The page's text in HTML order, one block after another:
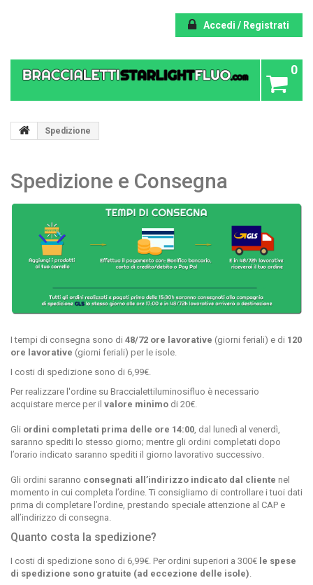
Accedi / Registrati
0
Spedizione
Spedizione e Consegna
I tempi di consegna sono di 48/72 ore lavorative (giorni feriali) e di 120
ore lavorative (giorni feriali) per le isole.
I costi di spedizione sono di 6,99€.
Per realizzare l'ordine su Braccialettiluminosifluo è necessario
acquistare merce per il valore minimo di 20€.
Gli ordini completati prima delle ore 14:00 , dal lunedì al venerdì,
saranno spediti lo stesso giorno; mentre gli ordini completati dopo
l’orario indicato saranno spediti il giorno lavorativo successivo.
Gli ordini saranno consegnati all’indirizzo indicato dal cliente nel
momento in cui completa l’ordine. Ti consigliamo di controllare i tuoi dati
prima di completare l’ordine, prestando speciale attenzione al CAP e
all’indirizzo di consegna.
Quanto costa la spedizione?
I costi di spedizione sono di 6,99€. Per ordini superiori a 300€ le spese
di spedizione sono gratuite (ad eccezione delle isole)